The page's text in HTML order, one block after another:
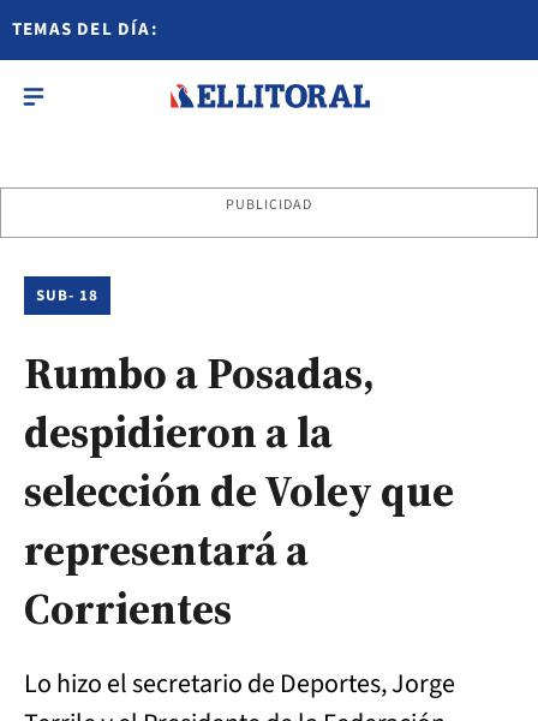
TEMAS DEL DÍA:
PUBLICIDAD
SUB- 18
Rumbo a Posadas,
despidieron a la
selección de Voley que
representará a
Corrientes
Lo hizo el secretario de Deportes, Jorge